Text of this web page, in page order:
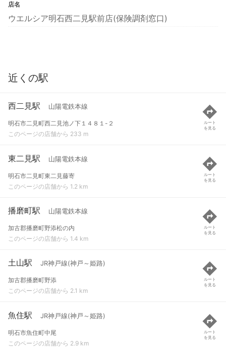
店名
ウエルシア明石西二見駅前店(保険調剤窓口)
近くの駅
西二見駅 山陽電鉄本線
明石市二見町西二見池ノ下１４８１-２
このページの店舗から 233 m
ルート
を見る
東二見駅 山陽電鉄本線
明石市二見町東二見藤寄
このページの店舗から 1.2 km
ルート
を見る
播磨町駅 山陽電鉄本線
加古郡播磨町野添松の内
このページの店舗から 1.4 km
ルート
を見る
土山駅 JR神戸線(神戸～姫路)
加古郡播磨町野添
このページの店舗から 2.1 km
ルート
を見る
魚住駅 JR神戸線(神戸～姫路)
明石市魚住町中尾
このページの店舗から 2.9 km
ルート
を見る